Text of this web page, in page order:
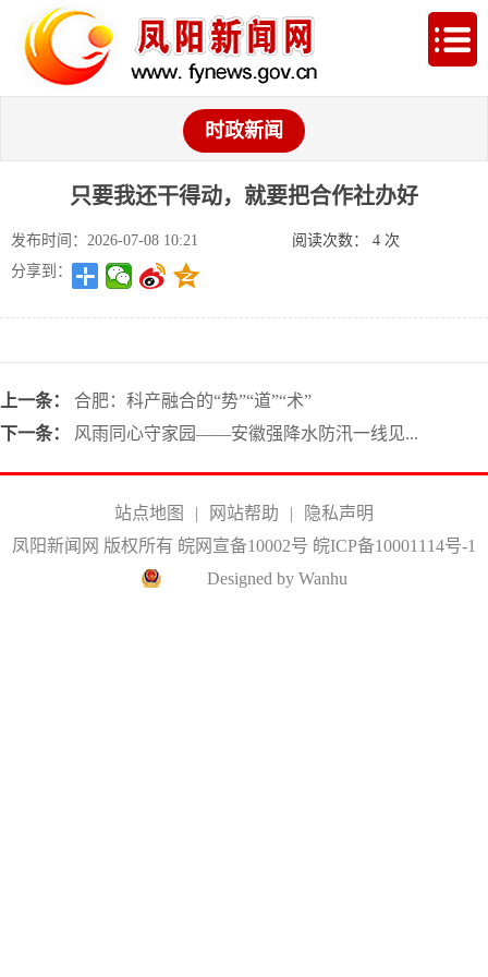
时政新闻
只要我还干得动，就要把合作社办好
发布时间：2026-07-08 10:21 阅读次数： 4 次
分享到：
上一条：
合肥：科产融合的“势”“道”“术”
下一条：
风雨同心守家园——安徽强降水防汛一线见...
站点地图 | 网站帮助 |
隐私声明
凤阳新闻网 版权所有 皖网宣备10002号 皖ICP备10001114号-1
Designed by Wanhu